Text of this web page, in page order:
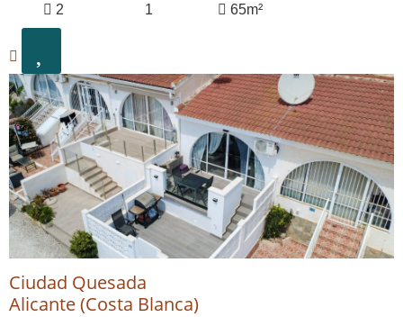
2 1 65m²
Ciudad Quesada
Alicante (Costa Blanca)